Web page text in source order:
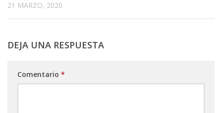
21 MARZO, 2020
DEJA UNA RESPUESTA
Comentario *